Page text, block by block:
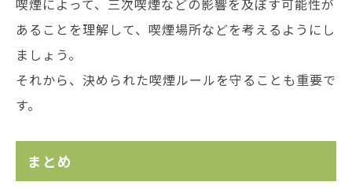
喫煙によって、三次喫煙などの影響を及ぼす可能性が
あることを理解して、喫煙場所などを考えるようにし
ましょう。
それから、決められた喫煙ルールを守ることも重要で
す。
まとめ